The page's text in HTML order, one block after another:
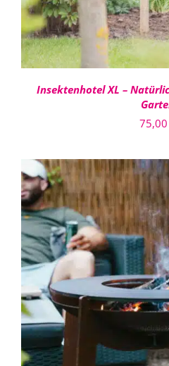
Insektenhotel XL –
75,00
IN DEN
DETAILS